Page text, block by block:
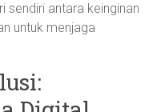
sendiri antara keinginan
untuk menjaga